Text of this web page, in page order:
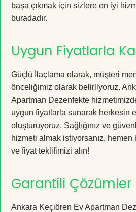
başa çıkmak için sizlere en iyi
buradadır.
Uygun Fiyatlarla
Güçlü İlaçlama olarak, müşteri
önceliğimiz olarak belirliyoruz.
Apartman Dezenfekte
uygun fiyatlarla sunarak herkesin
oluşturuyoruz. Sağlığınız ve
hizmeti almak istiyorsanız,
ve fiyat teklifimizi alın!
Garantili Çözümler
Ankara Keçiören Ev Apartman